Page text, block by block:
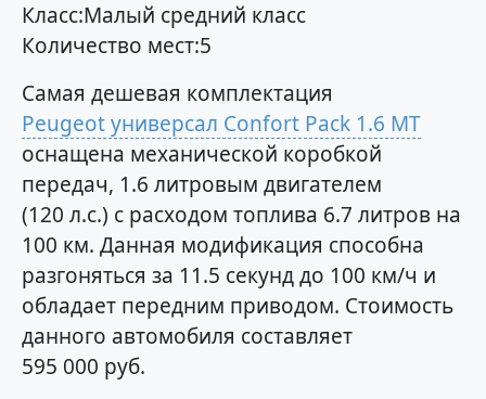
Класс:Малый средний класс
Количество мест:5
Самая дешевая комплектация
Peugeot универсал Confort Pack 1.6 MT
оснащена механической коробкой
передач, 1.6 литровым двигателем
(120 л.с.) с расходом топлива 6.7 литров на
100 км. Данная модификация способна
разгоняться за 11.5 секунд до 100 км/ч и
обладает передним приводом. Стоимость
данного автомобиля составляет
595 000 руб.